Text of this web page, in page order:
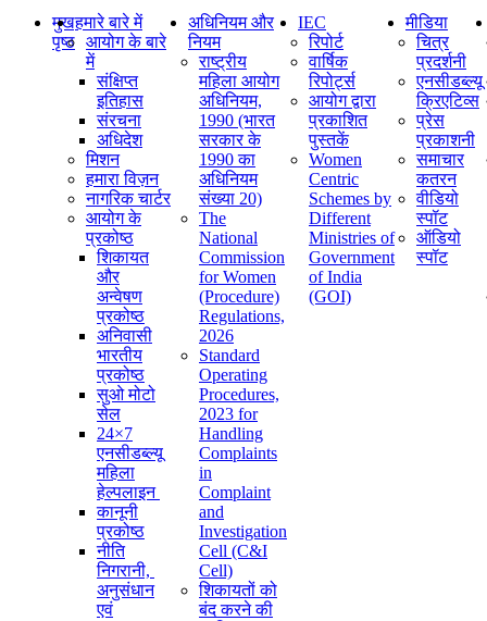
मुख
पृष्ठ
हमारे बारे में
आयोग के बारे
में
संक्षिप्‍त
इतिहास
संरचना
अधिदेश
मिशन
हमारा विज़न
नागरिक चार्टर
आयोग के
प्रकोष्ठ
शिकायत
और
अन्वेषण
प्रकोष्ठ
अनिवासी
भारतीय
प्रकोष्ठ
सुओ मोटो
सेल
24×7
एनसीडब्ल्यू
महिला
हेल्पलाइन
कानूनी
प्रकोष्ठ
नीति
निगरानी, ​​
अनुसंधान
एवं
अधिनियम और
नियम
राष्ट्रीय
महिला आयोग
अधिनियम,
1990 (भारत
सरकार के
1990 का
अधिनियम
संख्या 20)
The
National
Commission
for Women
(Procedure)
Regulations,
2026
Standard
Operating
Procedures,
2023 for
Handling
Complaints
in
Complaint
and
Investigation
Cell (C&I
Cell)
शिकायतों को
बंद करने की
IEC
रिपोर्ट
वार्षिक
रिपोर्ट्स
आयोग द्वारा
प्रकाशित
पुस्तकें
Women
Centric
Schemes by
Different
Ministries of
Government
of India
(GOI)
मीडिया
चित्र
प्रदर्शनी
एनसीडब्ल्यू
क्रिएटिव्स
प्रेस
प्रकाशनी
समाचार
कतरन
वीडियो
स्पॉट
ऑडियो
स्पॉट